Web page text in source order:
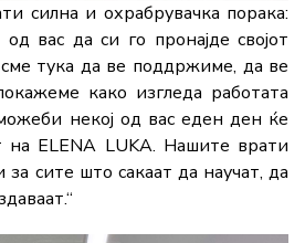
силна и охрабрувачка порака:
од вас даси го пронајдесвојот
сме тука да ве поддржиме, да ве
како изгледа работата
некој од вас еден ден ќе
на ELENA LUKA. Нашите врати
за сите што сакаат да научат,да